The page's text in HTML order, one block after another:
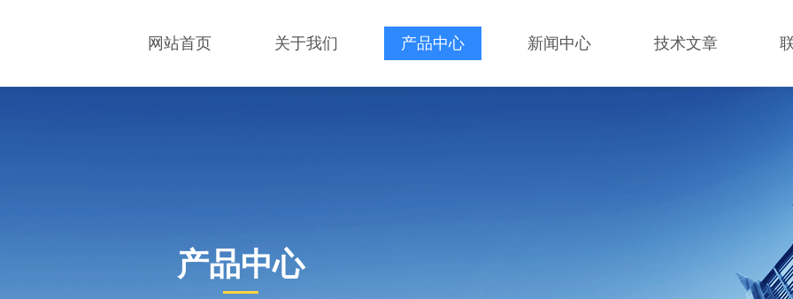
网站首页 关于我们 产品中心 新闻中心 技术文章
产品中心